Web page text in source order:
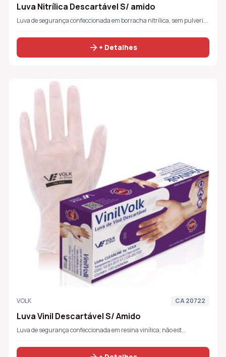
Luva Nitrílica Descartável S/ amido
Luva de segurança confeccionada em borracha nitrílica, sem pulveri...
arrow_forward + Detalhes
VOLK CA 20722
Luva Vinil Descartável S/ Amido
Luva de segurança confeccionada em resina vinílica; não est...